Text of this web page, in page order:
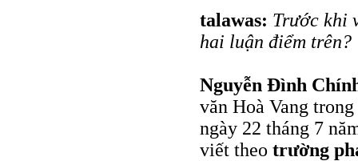
talawas: Trước khi
hai luận điểm trên?
Nguyễn Đình
văn Hoà Vang
ngày 22 tháng 7
viết theo trường